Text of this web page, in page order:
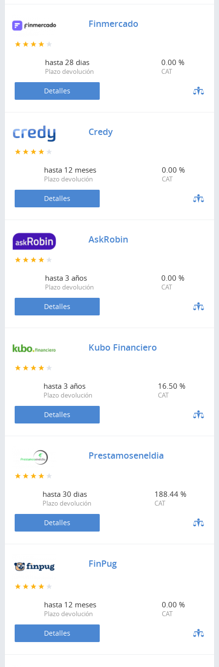
Finmercado
hasta 28 dias
Plazo devolución
0.00 %
CAT
Detalles
Credy
hasta 12 meses
Plazo devolución
0.00 %
CAT
Detalles
AskRobin
hasta 3 años
Plazo devolución
0.00 %
CAT
Detalles
Kubo Financiero
hasta3 años
Plazo devolución
16.50 %
CAT
Detalles
Prestamoseneldia
hasta 30 dias
Plazo devolución
188.44 %
CAT
Detalles
FinPug
hasta 12 meses
Plazo devolución
0.00 %
CAT
Detalles